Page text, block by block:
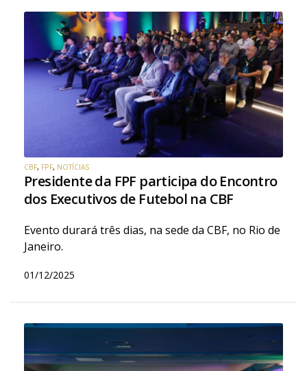
CBF, FPF, NOTÍCIAS
Presidente da FPF participa do Encontro
dos Executivos de Futebol na CBF
Evento durará três dias, na sede da CBF, no Rio de
Janeiro.
01/12/2025